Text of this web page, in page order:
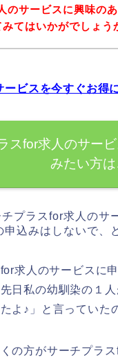
のサービスに興味の
てはいかがでしょう
ビスを今すぐお得
スfor求人のサー
みたい方は
プラスfor求人のサ
込みはしないで、
求人のサービスに
日私の幼馴染の１
よ♪」と言っていた
の方がサーチプラ